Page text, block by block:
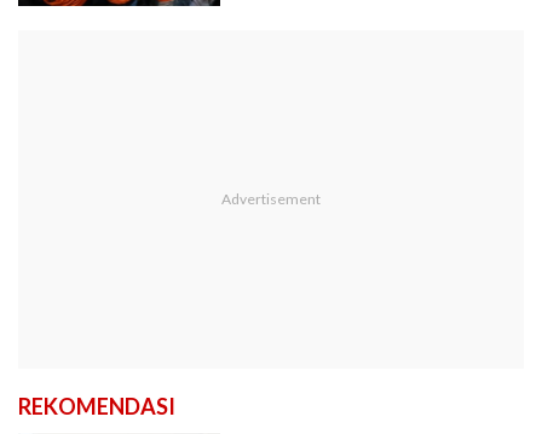
REKOMENDASI